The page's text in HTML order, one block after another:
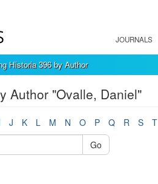
JOURNALS
Historia 396 by Author
Author "Ovalle, Daniel"
J K L M N O P Q R S T
Go